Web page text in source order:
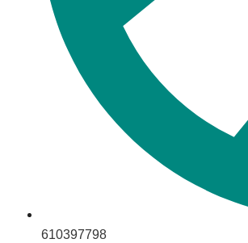
610397798